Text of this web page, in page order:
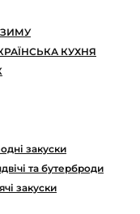
КУХНЯ
закуски
та бутерброди
закуски